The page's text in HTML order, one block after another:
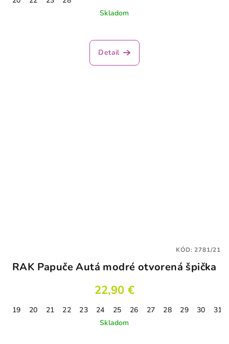
Skladom
Detail
RAK Papuče Autá modré otvorená špička
22,90 €
19 20 21 22 23 24 25 26 27 28 29 30
31
Skladom
KÓD:2781/21